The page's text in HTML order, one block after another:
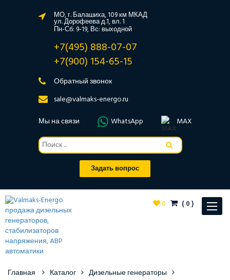
МО, г. Балашиха, 109 км МКАД
ул. Дорофеева д.1, вл. 1
Пн-Сб: 9-19, Вс: выходной
+7(495) 888-07-07
+7(900) 154-65-15
Обратный звонок
sale@valmaks-energo.ru
Мы на связи
WhatsApp MAX
Задать вопрос
Toggle
0 (0)
Главная Каталог Дизельные генераторы